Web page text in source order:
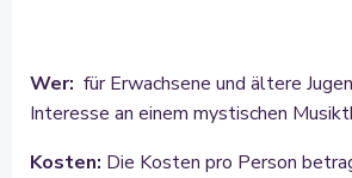
Wer: für Erwachsene und ältere
Interesse an einem mystischen
Kosten: Die Kosten pro Person